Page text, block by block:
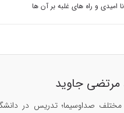
امیدی و راه های غلبه بر آن ها
مرتضی جاوید
صداوسیما؛ تدریس در